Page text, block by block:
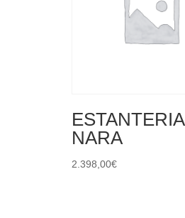
ESTANTERIA
NARA
2.398,00€